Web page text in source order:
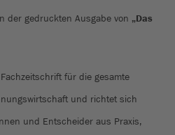
der gedruckten Ausgabe von „Das
für die gesamte
und richtet sich
und Entscheider aus Praxis,